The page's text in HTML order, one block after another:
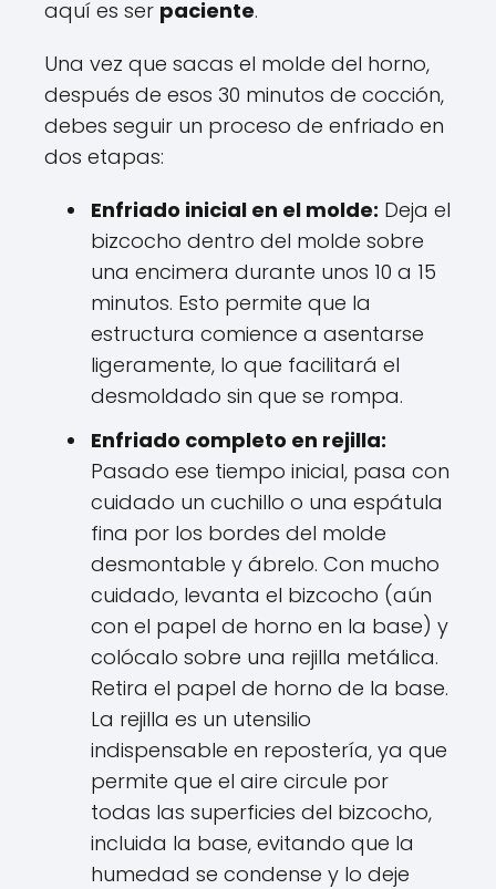
aquí es ser paciente.
Una vez que sacas el molde del horno,
después de esos 30 minutos de cocción,
debes seguir un proceso de enfriado en
dos etapas:
Enfriado inicial en el molde: Deja el
bizcocho dentro del molde sobre
una encimera durante unos 10 a 15
minutos. Esto permite que la
estructura comience a asentarse
ligeramente, lo que facilitará el
desmoldado sin que se rompa.
Enfriado completo en rejilla:
Pasado ese tiempo inicial, pasa con
cuidado un cuchillo o una espátula
fina por los bordes del molde
desmontable y ábrelo. Con mucho
cuidado, levanta el bizcocho (aún
con el papel de horno en la base) y
colócalo sobre una rejilla metálica.
Retira el papel de horno de la base.
La rejilla es un utensilio
indispensable en repostería, ya que
permite que el aire circule por
todas las superficies del bizcocho,
incluida la base, evitando que la
humedad se condense y lo deje